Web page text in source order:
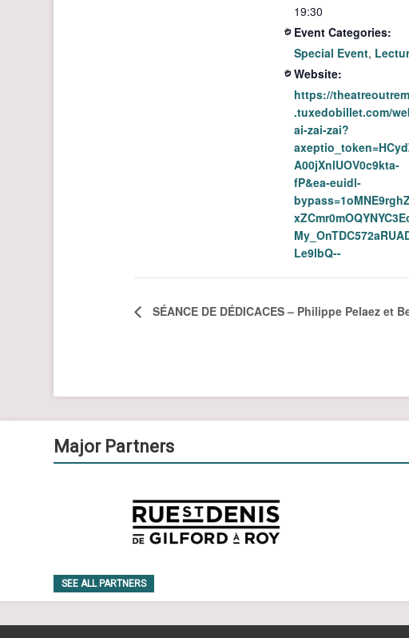
19:30
Event Categories:
Special Event,
Website:
https://
.tuxedobillet.com/
ai-zai-zai?
A00jXnlUOV0c9kta-
fP&ea-euidl-
Le9lbQ--
SÉANCE DE DÉDICACES – Philippe Pelaez et
Major Partners
SEE ALL PARTNERS